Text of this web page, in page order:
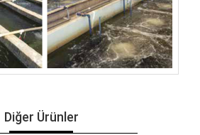
Diğer Ürünler